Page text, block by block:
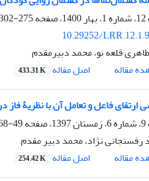
275-302
10.29252/LRR.12.1.9
قلعه نو، محمد دبیرمقدم
مقاله
اصل مقاله 433.31 K
ارتقای فاعل و تعامل آن با نظریۀ فاز
49-68
رفسنجانی نژاد، محمد دبیر مقدم
مقاله
اصل مقاله 254.42 K